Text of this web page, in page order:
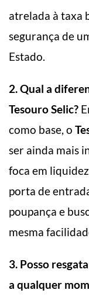
atrelada à taxa
segurança de
Estado.
2. Qual a
Tesouro Selic?
como base, o
ser ainda mais
foca em
porta de
poupança e
mesma
3. Posso
a qualquer